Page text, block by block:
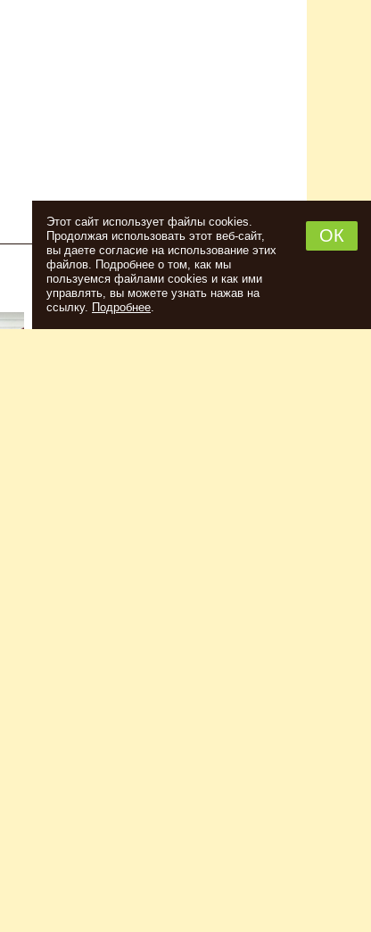
НАБОР ТРАВ И СПЕЦИЙ ШОТЛАНДСКИЙ
ВИСКИ
Этот сайт использует файлы cookies.
Продолжая использовать этот веб-сайт,
вы даете согласие на использование этих
файлов. Подробнее о том, как мы
пользуемся файлами cookies и как ими
управлять, вы можете узнать нажав на
ссылку. Подробнее
ОК